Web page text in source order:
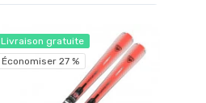
Livraison gratuite
Économiser 27 %